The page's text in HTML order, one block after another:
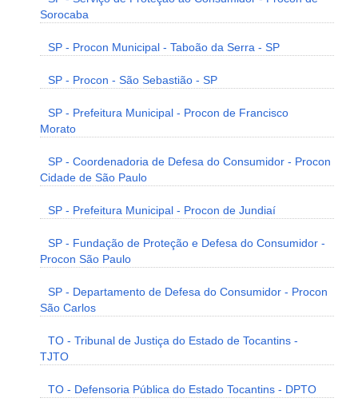
Sorocaba
SP - Procon Municipal - Taboão da Serra - SP
SP - Procon - São Sebastião - SP
SP - Prefeitura Municipal - Procon de Francisco
Morato
SP - Coordenadoria de Defesa do Consumidor - Procon
Cidade de São Paulo
SP - Prefeitura Municipal - Procon de Jundiaí
SP - Fundação de Proteção e Defesa do Consumidor -
Procon São Paulo
SP - Departamento de Defesa do Consumidor - Procon
São Carlos
TO - Tribunal de Justiça do Estado de Tocantins -
TJTO
TO - Defensoria Pública do Estado Tocantins - DPTO